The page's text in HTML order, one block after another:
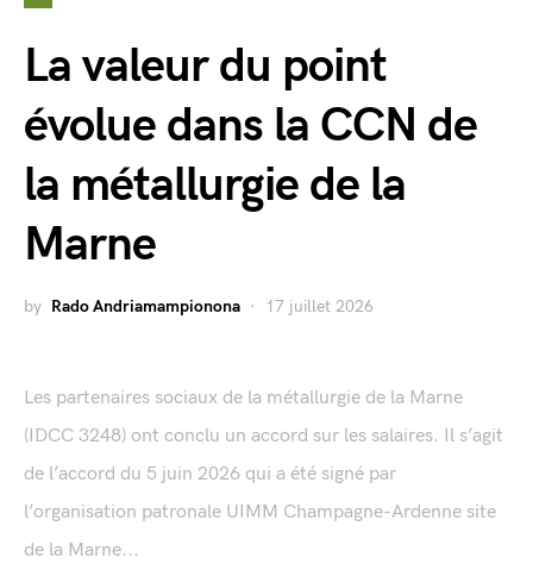
La valeur du point
évolue dans la CCN de
la métallurgie de la
Marne
by Rado Andriamampionona 17 juillet 2026
Les partenaires sociaux de la métallurgie de la Marne
(IDCC 3248) ont conclu un accord sur les salaires. Il s’agit
de l’accord du 5 juin 2026 qui a été signé par
l’organisation patronale UIMM Champagne-Ardenne site
de la Marne...